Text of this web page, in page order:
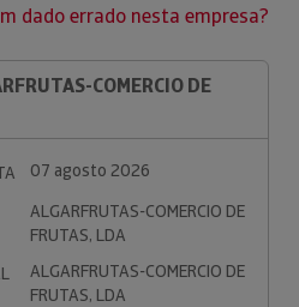
dado errado nesta empresa?
COMERCIO DE
07 agosto 2026
ALGARFRUTAS-COMERCIO DE
FRUTAS, LDA
ALGARFRUTAS-COMERCIO DE
FRUTAS, LDA